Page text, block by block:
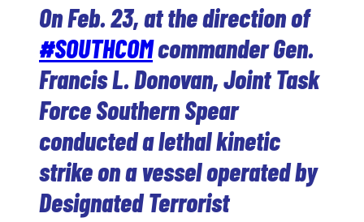
On Feb. 23, at the direction of
#SOUTHCOMcommander Gen.
Francis L. Donovan, Joint Task
Force Southern Spear
conducted a lethal kinetic
strike on a vessel operated by
Designated Terrorist